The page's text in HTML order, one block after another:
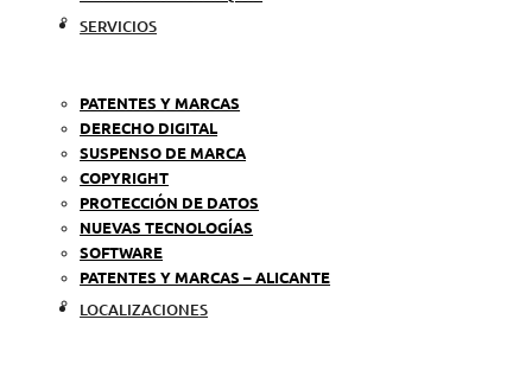
SERVICIOS
PATENTES Y MARCAS
DERECHO DIGITAL
SUSPENSO DE MARCA
COPYRIGHT
PROTECCIÓN DE DATOS
NUEVAS TECNOLOGÍAS
SOFTWARE
PATENTES Y MARCAS – ALICANTE
LOCALIZACIONES